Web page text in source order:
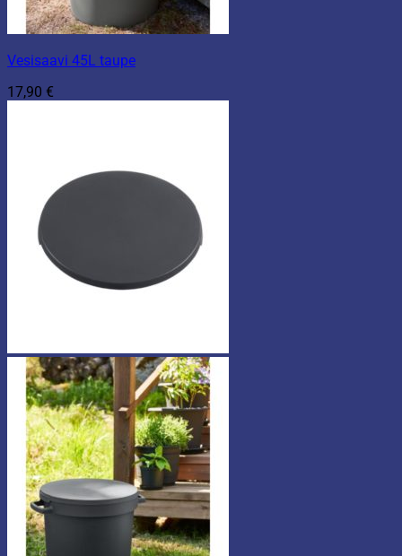
Vesisaavi 45L taupe
17,90 €